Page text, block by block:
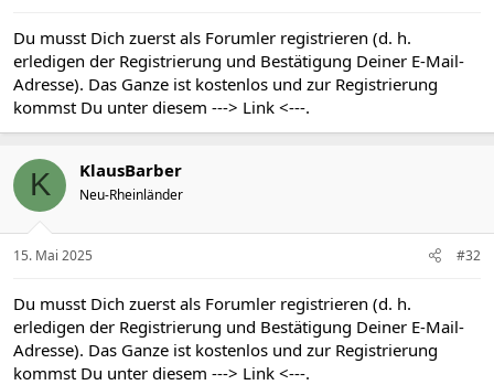
Du musst Dich zuerst als Forumler registrieren (d. h.
erledigen der Registrierung und Bestätigung Deiner E-Mail-
Adresse). Das Ganze ist kostenlos und zur Registrierung
kommst Du unter diesem ---> Link <---.
K KlausBarber
Neu-Rheinländer
15. Mai 2025 #32
Du musst Dich zuerst als Forumler registrieren (d. h.
erledigen der Registrierung und Bestätigung Deiner E-Mail-
Adresse). Das Ganze ist kostenlos und zur Registrierung
kommst Du unter diesem ---> Link <---.